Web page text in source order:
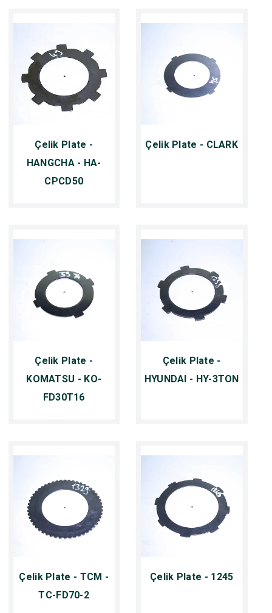
Çelik Plate -
HANGCHA - HA-
CPCD50
Çelik Plate - CLARK
Çelik Plate -
KOMATSU - KO-
FD30T16
Çelik Plate -
HYUNDAI - HY-3TON
Çelik Plate - TCM -
TC-FD70-2
Çelik Plate - 1245